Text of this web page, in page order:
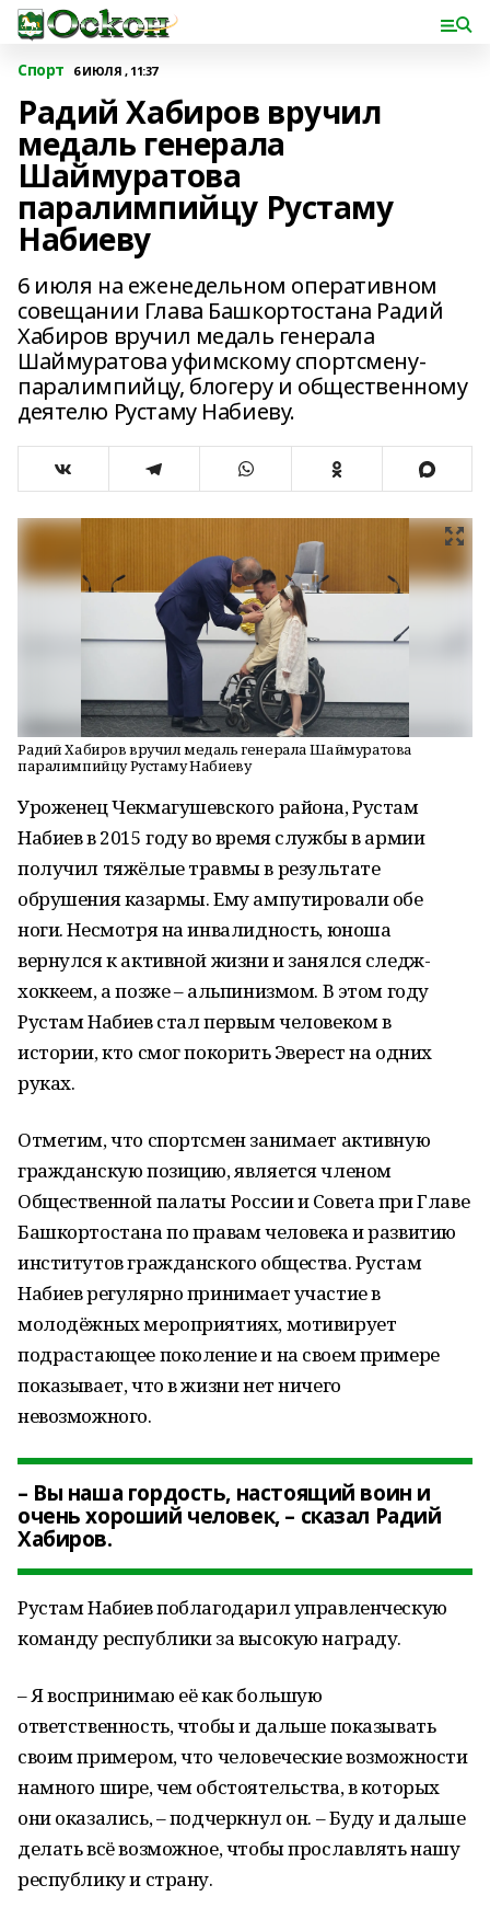
Спорт 6 ИЮЛЯ , 11:37
Радий Хабиров вручил
медаль генерала
Шаймуратова
паралимпийцу Рустаму
Набиеву
6 июля на еженедельном оперативном
совещании Глава Башкортостана Радий
Хабиров вручил медаль генерала
Шаймуратова уфимскому спортсмену-
паралимпийцу, блогеру и общественному
деятелю Рустаму Набиеву.
Радий Хабиров вручил медаль генерала Шаймуратова
паралимпийцу Рустаму Набиеву
Уроженец Чекмагушевского района, Рустам
Набиев в 2015 году во время службы в армии
получил тяжёлые травмы в результате
обрушения казармы. Ему ампутировали обе
ноги. Несмотря на инвалидность, юноша
вернулся к активной жизни и занялся следж-
хоккеем, а позже – альпинизмом. В этом году
Рустам Набиев стал первым человеком в
истории, кто смог покорить Эверест на одних
руках.
Отметим, что спортсмен занимает активную
гражданскую позицию, является членом
Общественной палаты России и Совета при Главе
Башкортостана по правам человека и развитию
институтов гражданского общества. Рустам
Набиев регулярно принимает участие в
молодёжных мероприятиях, мотивирует
подрастающее поколение и на своем примере
показывает, что в жизни нет ничего
невозможного.
– Вы наша гордость, настоящий воин и
очень хороший человек, – сказал Радий
Хабиров.
Рустам Набиев поблагодарил управленческую
команду республики за высокую награду.
– Я воспринимаю её как большую
ответственность, чтобы и дальше показывать
своим примером, что человеческие возможности
намного шире, чем обстоятельства, в которых
они оказались, – подчеркнул он. – Буду и дальше
делать всё возможное, чтобы прославлять нашу
республику и страну.